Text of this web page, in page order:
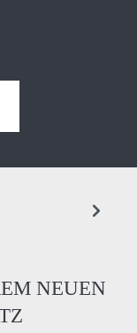
NEUEN